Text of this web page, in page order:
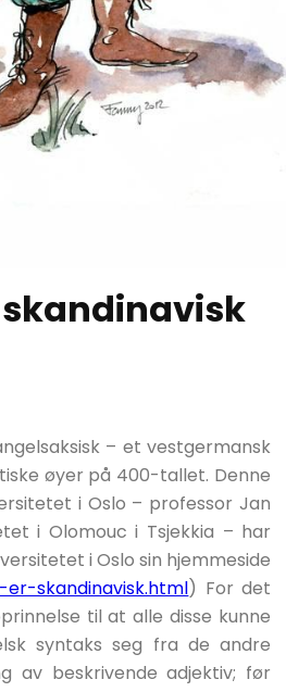
– et vestgermansk
øyer på 400-tallet. Denne
i Oslo – professor Jan
i Olomouc i Tsjekkia – har
i Oslo sin hjemmeside
skandinavisk.html) For det
til at alle disse kunne
syntaks seg fra de andre
av beskrivende adjektiv; før